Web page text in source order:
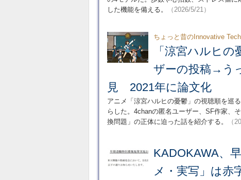
した機能を備える。
（2026/5/21）
ちょっと昔のInnovative Tech
「涼宮ハルヒ
ザーの投稿→う
見 2021年に論文化
アニメ「涼宮ハルヒの憂鬱」の視聴順を巡
らした。4chanの匿名ユーザー、SF作家、
換問題」の正体に迫った話を紹介する。
（
KADOKAWA、
メ・実写」は赤